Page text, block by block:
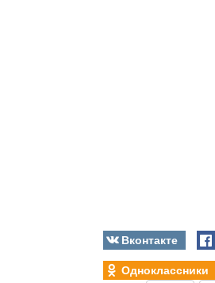
Вконтакте
Одноклассники